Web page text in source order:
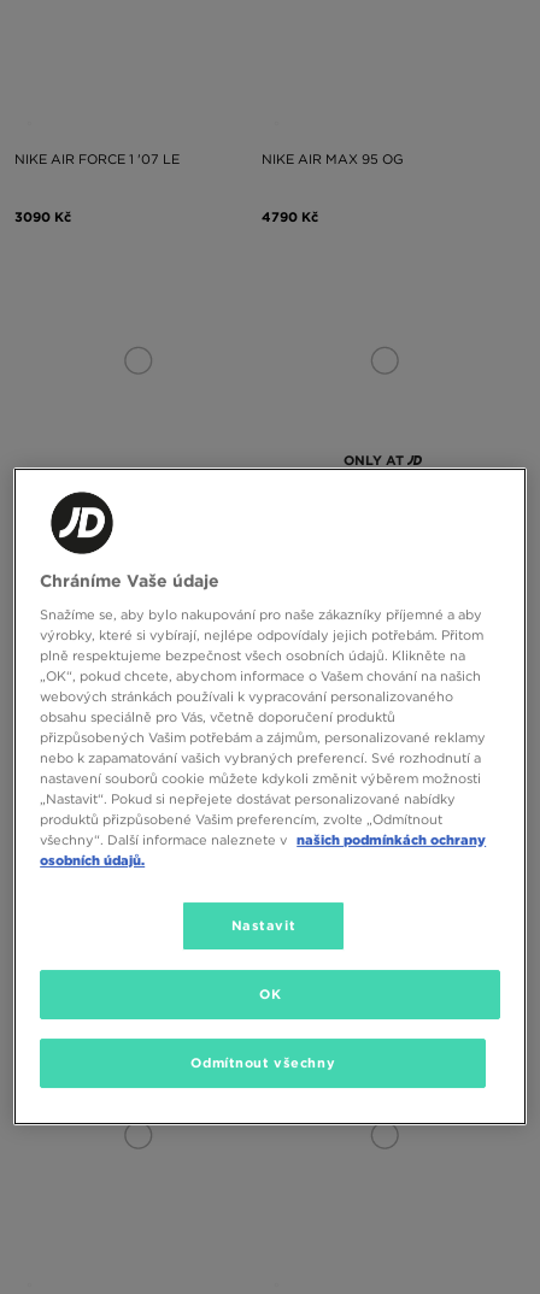
NIKE AIR FORCE 1 '07 LE
3090 Kč
NIKE AIR MAX 95 OG
4790 Kč
NIKE AIR FORCE 1 07' TECH ESS
ONLY AT
ADIDAS SUPERSTAR II
2899 Kč
Chráníme Vaše údaje
Snažíme se, aby bylo nakupování pro naše zákazníky příjemné a aby
výrobky, které si vybírají, nejlépe odpovídaly jejich potřebám. Přitom
plně respektujeme bezpečnost všech osobních údajů. Klikněte na
„OK“, pokud chcete, abychom informace o Vašem chování na našich
webových stránkách používali k vypracování personalizovaného
obsahu speciálně pro Vás, včetně doporučení produktů
přizpůsobených Vašim potřebám a zájmům, personalizované reklamy
nebo k zapamatování vašich vybraných preferencí. Své rozhodnutí a
nastavení souborů cookie můžete kdykoli změnit výběrem možnosti
„Nastavit“. Pokud si nepřejete dostávat personalizované nabídky
produktů přizpůsobené Vašim preferencím, zvolte „Odmítnout
všechny“. Další informace naleznete v našich podmínkách ochrany
osobních údajů.
Nastavit
Odmítnout všechny
OK